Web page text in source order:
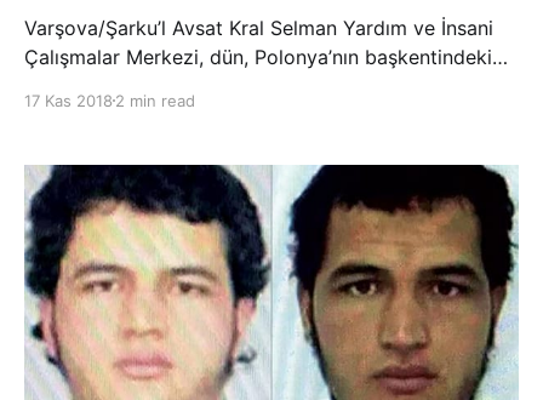
Varşova/Şarku’l Avsat Kral Selman Yardım ve İnsani
Çalışmalar Merkezi, dün, Polonya’nın başkentindeki
yönelik inşani yardımları’ başlıklı bir panel düzenledi.
Genel Sekreteri ve Kraliyet Mahkemesi Da
17 Kas 2018 2 min read